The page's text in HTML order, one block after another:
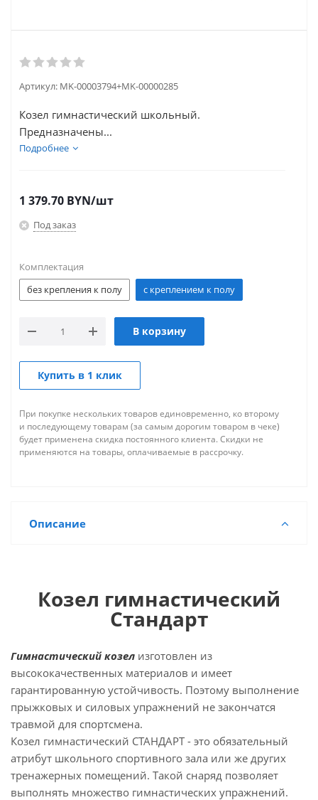
Артикул: MK-00003794+MK-00000285
Козел гимнастический школьный.
Предназначены...
Подробнее
1 379.70 BYN/шт
Под заказ
Комплектация
без крепления к полу
с креплением к полу
В корзину
Купить в 1 клик
При покупке нескольких товаров единовременно, ко второму
и последующему товарам (за самым дорогим товаром в чеке)
будет применена скидка постоянного клиента. Скидки не
применяются на товары, оплачиваемые в рассрочку.
Описание
Козел гимнастический
Стандарт
Гимнастический козел изготовлен из
высококачественных материалов и имеет
гарантированную устойчивость. Поэтому выполнение
прыжковых и силовых упражнений не закончатся
травмой для спортсмена.
Козел гимнастический СТАНДАРТ - это обязательный
атрибут школьного спортивного зала или же других
тренажерных помещений. Такой снаряд позволяет
выполнять множество гимнастических упражнений.